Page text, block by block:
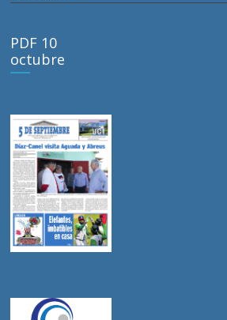
PDF 10
octubre